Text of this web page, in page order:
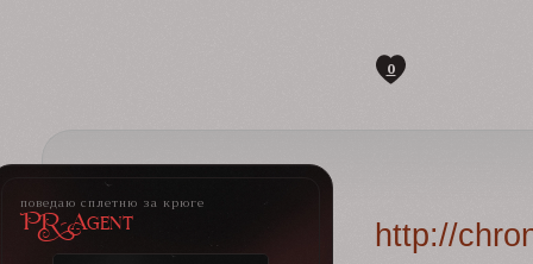
0
поведаю сплетню за крюге
PR-Agent http://